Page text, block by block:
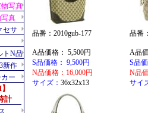
品番：2010gub-177
A品価格： 5,500円
S品価格： 9,500円
N品価格：16,000円
サイズ： 36x32x13
品番
A品
S品
N品
サイ